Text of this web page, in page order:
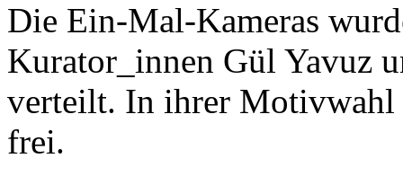
Die Ein-Mal-Kameras
Kurator_innen Gül Yavuz
verteilt. In ihrer
frei.